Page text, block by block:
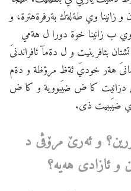
زانينا وي طةلةك بةرفرةهترة، و
ب زانينا خوة دورا ل هةمي
بئافرينيت و ل دةمآ ئافراندنىَ
هةر خوديَ ئةظ مرؤظة و دةم
دزانيت كا ض ضيَبووية و كا ض
ضيَببيت ذى.
وئهرێمرۆڤی د
وئازادیههیه؟